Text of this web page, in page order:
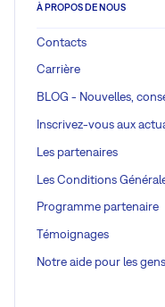
À PROPOS DE NOUS
Contacts
Carrière
BLOG - Nouvelles,
Inscrivez-vous aux
Les partenaires
Les Conditions
Programme partenaire
Témoignages
Notre aide pour les